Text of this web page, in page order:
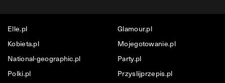
Elle.pl
Glamour.pl
Kobieta.pl
Mojegotowanie.pl
National-geographic.pl
Party.pl
Polki.pl
Przyslijprzepis.pl